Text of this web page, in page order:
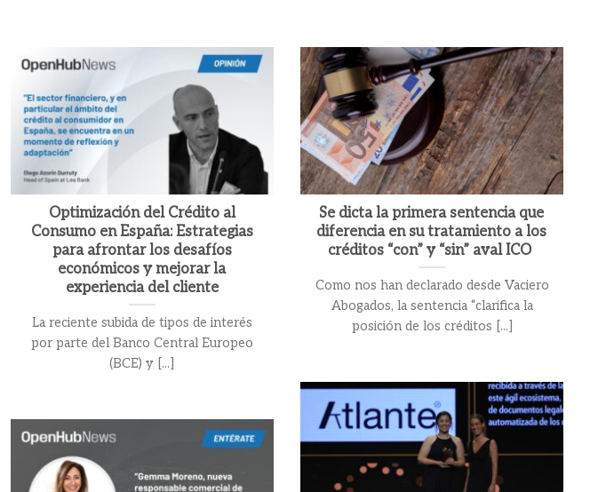
Optimización del Crédito al
Consumo en España: Estrategias
para afrontar los desafíos
económicos y mejorar la
experiencia del cliente
La reciente subida de tipos de interés
por parte del Banco Central Europeo
(BCE) y [...]
Se dicta la primera sentencia que
diferencia en su tratamiento a los
créditos “con” y “sin” aval ICO
Como nos han declarado desde Vaciero
Abogados, la sentencia “clarifica la
posición de los créditos [...]